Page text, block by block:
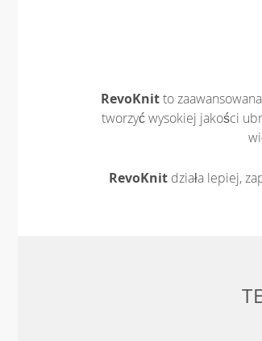
RevoKnitto
tworzyć wysokiej jakości
RevoKnit działa lepiej,